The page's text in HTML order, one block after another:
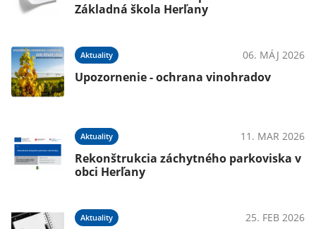
Základná škola Herľany
Aktuality 06. MÁJ 2026
Upozornenie - ochrana vinohradov
Aktuality 11. MAR 2026
Rekonštrukcia záchytného parkoviska v
obci Herľany
Aktuality 25. FEB 2026